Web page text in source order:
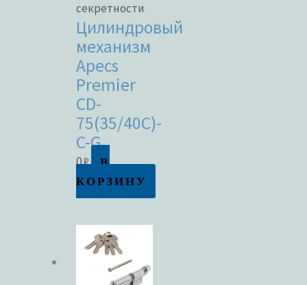
секретности
Цилиндровый
механизм
Apecs
Premier
CD-
75(35/40C)-
C-G
0₽
В
КОРЗИНУ